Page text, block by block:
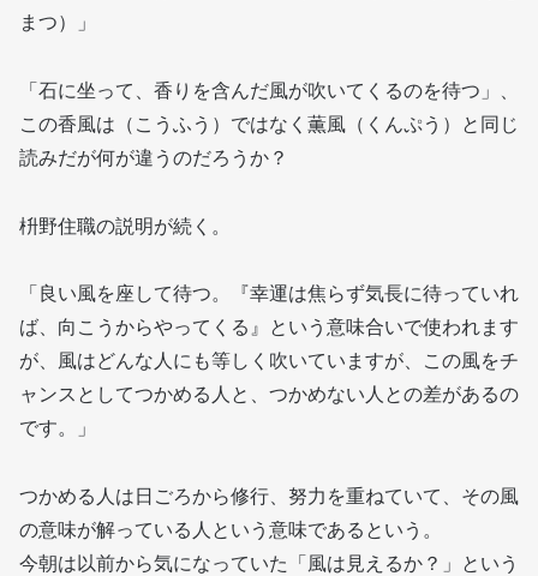
まつ）」
「石に坐って、香りを含んだ風が吹いてくるのを待つ」、
この香風は（こうふう）ではなく薫風（くんぷう）と同じ
読みだが何が違うのだろうか？
枡野住職の説明が続く。
「良い風を座して待つ。『幸運は焦らず気長に待っていれ
ば、向こうからやってくる』という意味合いで使われます
が、風はどんな人にも等しく吹いていますが、この風をチ
ャンスとしてつかめる人と、つかめない人との差があるの
です。」
つかめる人は日ごろから修行、努力を重ねていて、その風
の意味が解っている人という意味であるという。
今朝は以前から気になっていた「風は見えるか？」という